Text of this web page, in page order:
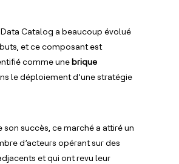
Catalog a beaucoup évolué
et ce composant est
comme unebrique
le déploiement d’une stratégie
son succès, ce marché a attiré un
d’acteurs opérant sur des
et qui ont revu leur